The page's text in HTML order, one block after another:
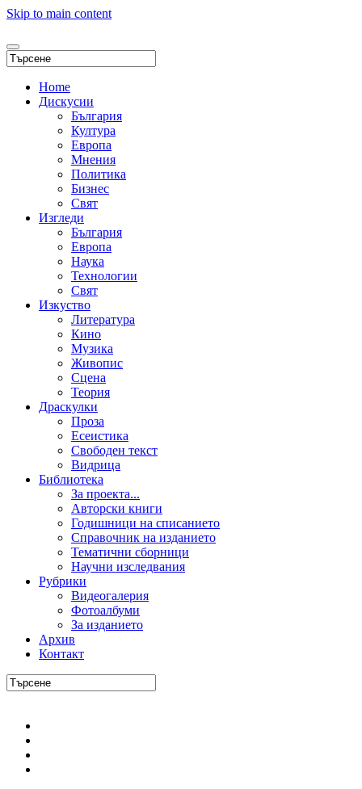
Skip to main content
Home
Дискусии
България
Култура
Европа
Мнения
Политика
Бизнес
Свят
Изгледи
България
Европа
Наука
Технологии
Свят
Изкуство
Литература
Кино
Музика
Живопис
Сцена
Теория
Драскулки
Проза
Есеистика
Свободен текст
Видрица
Библиотека
За проекта...
Авторски книги
Годишници на списанието
Справочник на изданието
Тематични сборници
Научни изследвания
Рубрики
Видеогалерия
Фотоалбуми
За изданието
Архив
Контакт